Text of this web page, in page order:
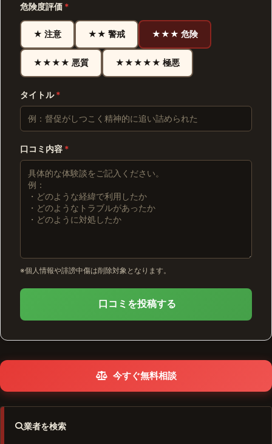
危険度評価 *
★ 注意 ★★ 警戒 ★★★ 危険
★★★★ 悪質 ★★★★★ 極悪
タイトル*
口コミ内容 *
※個人情報や誹謗中傷は削除対象となります。
口コミを投稿する
今すぐ無料相談
業者を検索